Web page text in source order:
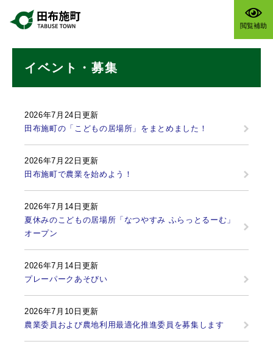
閲覧補助
イベント・募集
2026年7月24日更新
田布施町の「こどもの居場所」をまとめました！
2026年7月22日更新
田布施町で農業を始めよう！
2026年7月14日更新
夏休みのこどもの居場所「なつやすみ ふらっとるーむ」
オープン
2026年7月14日更新
プレーパークあそびい
2026年7月10日更新
農業委員および農地利用最適化推進委員を募集します